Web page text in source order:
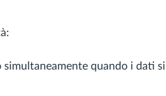
quando i dati si